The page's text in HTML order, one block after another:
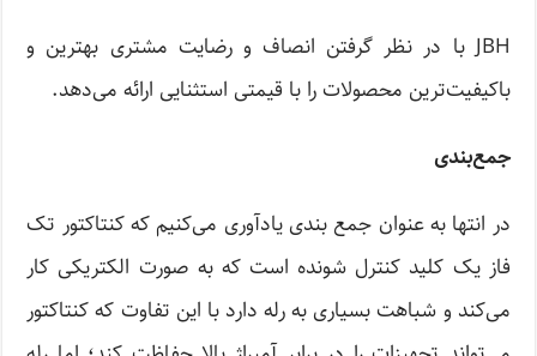
JBH با در نظر گرفتن انصاف و رضایت مشتری بهترین و
باکیفیت‌ترین محصولات را با قیمتی استثنایی ارائه می‌دهد.
جمع‌بندی
در انتها به عنوان جمع بندی یادآوری می‌کنیم که کنتاکتور تک
فاز یک کلید کنترل شونده است که به صورت الکتریکی کار
می‌کند و شباهت بسیاری به رله دارد با این تفاوت که کنتاکتور